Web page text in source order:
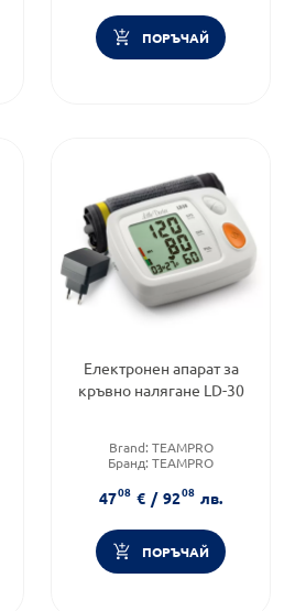
ПОРЪЧАЙ
Електронен апарат за
кръвно налягане LD-30
Brand: TEAMPRO
Бранд: TEAMPRO
4708 € / 9208 лв.
ПОРЪЧАЙ